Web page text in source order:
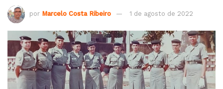
por Marcelo Costa Ribeiro 1 de agosto de 2022